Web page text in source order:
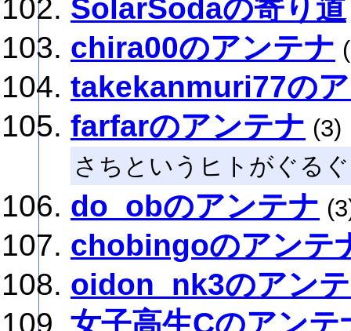
SolarSodaの寄り道
chira00のアンテナ
takekanmuri77の
farfarのアンテナ (3)
さちというヒトがぐる
do_obのアンテナ
chobingoのアンテ
oidon_nk3のアン
女子高生Cのアンテ